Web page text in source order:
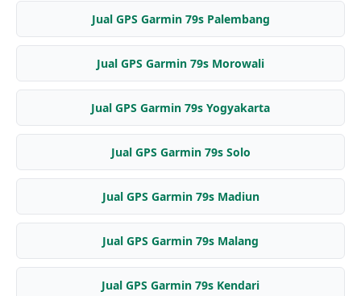
Jual GPS Garmin 79s Palembang
Jual GPS Garmin 79s Morowali
Jual GPS Garmin 79s Yogyakarta
Jual GPS Garmin 79s Solo
Jual GPS Garmin 79s Madiun
Jual GPS Garmin 79s Malang
Jual GPS Garmin 79s Kendari